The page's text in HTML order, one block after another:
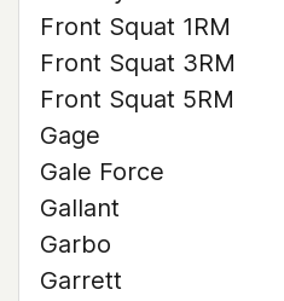
Front Squat 1RM
Front Squat 3RM
Front Squat 5RM
Gage
Gale Force
Gallant
Garbo
Garrett